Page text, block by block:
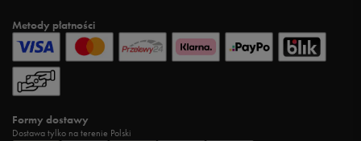
Metody płatności
Formy dostawy
Dostawa tylko na terenie Polski